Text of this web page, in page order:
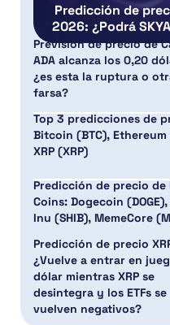
Predicción de
2026: ¿Podrá
Previsión de precio de
ADA alcanza los 0,20
¿es esta la ruptura o
farsa?
Top 3 predicciones de
Bitcoin (BTC), Ethereum
XRP (XRP)
Predicción de precio de
Coins: Dogecoin
Inu (SHIB), MemeCore
Predicción de precio
¿Vuelve a entrar en
dólar mientras XRP se
desintegra y los ETFs se
vuelven negativos?